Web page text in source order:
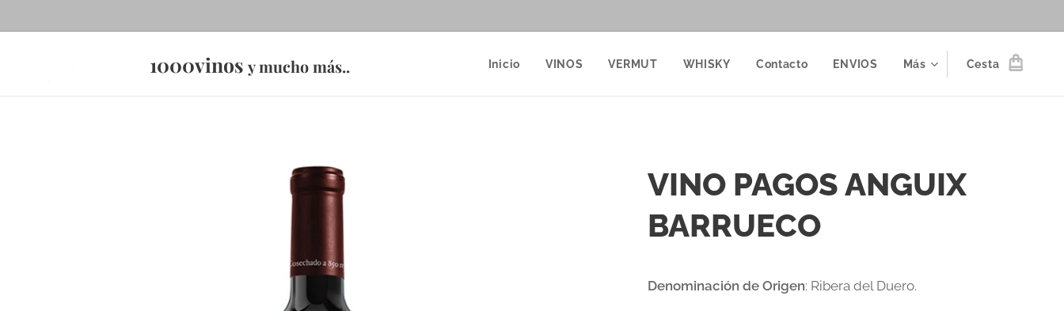
1000vinos y mucho más.. Inicio VINOS VERMUT WHISKY Contacto ENVIOS Más Cesta
VINO PAGOS ANGUIX
BARRUECO
Denominación de Origen: Ribera del Duero.